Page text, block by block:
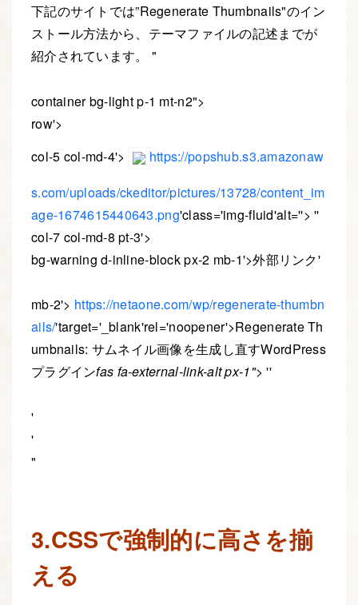
下記のサイトでは”Regenerate Thumbnails のイン
ストール方法から、テーマファイルの記述までが
紹介されています。
container bg-light p-1 mt-n2 >
row>
col-5 col-md-4>
https://popshub.s3.amazonaw
s.com/uploads/ckeditor/pictures/13728/content_im
age-1674615440643.pngclass=img-fluid alt= >
col-7 col-md-8 pt-3 >
bg-warning d-inline-block px-2 mb-1 >外部リンク
mb-2> https://netaone.com/wp/regenerate-thumbn
ails/target=_blankrel=noopener>Regenerate Th
umbnails: サムネイル画像を生成し直すWordPress
プラグインfas fa-external-link-alt px-1">
3.CSSで強制的に高さを揃
える